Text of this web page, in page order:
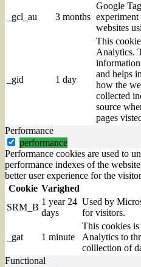
_gcl_au 3 months
Google
websites
_gid 1 day
This
Analytics.
and helps
how the
collected
source
pages
Performance
performance
Performance cookies are used to
performance indexes of the
better user experience for the
Cookie Varighed
SRM_B
1 year 24
days
Used by
for visitors.
_gat 1 minute
This cookies
Analytics to
colllection of
Functional